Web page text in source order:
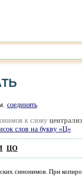
соединять
к слову
слов на букву «Ц»
ЦО
синонимов. При